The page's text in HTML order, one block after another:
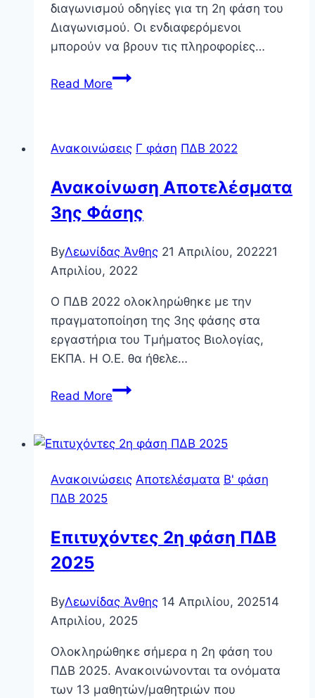
διαγωνισμού οδηγίες για τη 2η φάση του
Διαγωνισμού. Οι ενδιαφερόμενοι
μπορούν να βρουν τις πληροφορίες…
Read MoreΑνακοίνωση
–
2025
Ανακοινώσεις Γ φάση ΠΔΒ 2022
Ανακοίνωση Αποτελέσματα
3ης Φάσης
ByΛεωνίδας Άνθης 21 Απριλίου, 202221
Απριλίου, 2022
Ο ΠΔΒ 2022 ολοκληρώθηκε με την
πραγματοποίηση της 3ης φάσης στα
εργαστήρια του Τμήματος Βιολογίας,
ΕΚΠΑ. Η Ο.Ε. θα ήθελε…
Read MoreΑνακοίνωση
Φάσης
Ανακοινώσεις Αποτελέσματα Β' φάση
ΠΔΒ 2025
Επιτυχόντες 2η φάση ΠΔΒ
2025
ByΛεωνίδας Άνθης 14 Απριλίου, 202514
Απριλίου, 2025
Ολοκληρώθηκε σήμερα η 2η φάση του
ΠΔΒ 2025. Ανακοινώνονται τα ονόματα
των 13 μαθητών/μαθητριών που